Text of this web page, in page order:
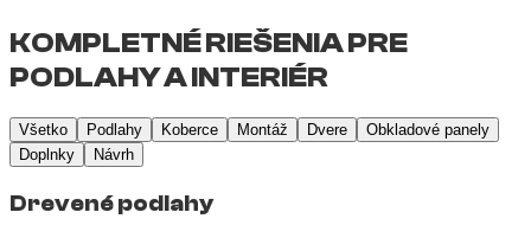
KOMPLETNÉ RIEŠENIA PRE
PODLAHY A INTERIÉR
Všetko Podlahy Koberce Montáž Dvere
Obkladové panely
Doplnky
Návrh
Drevené podlahy